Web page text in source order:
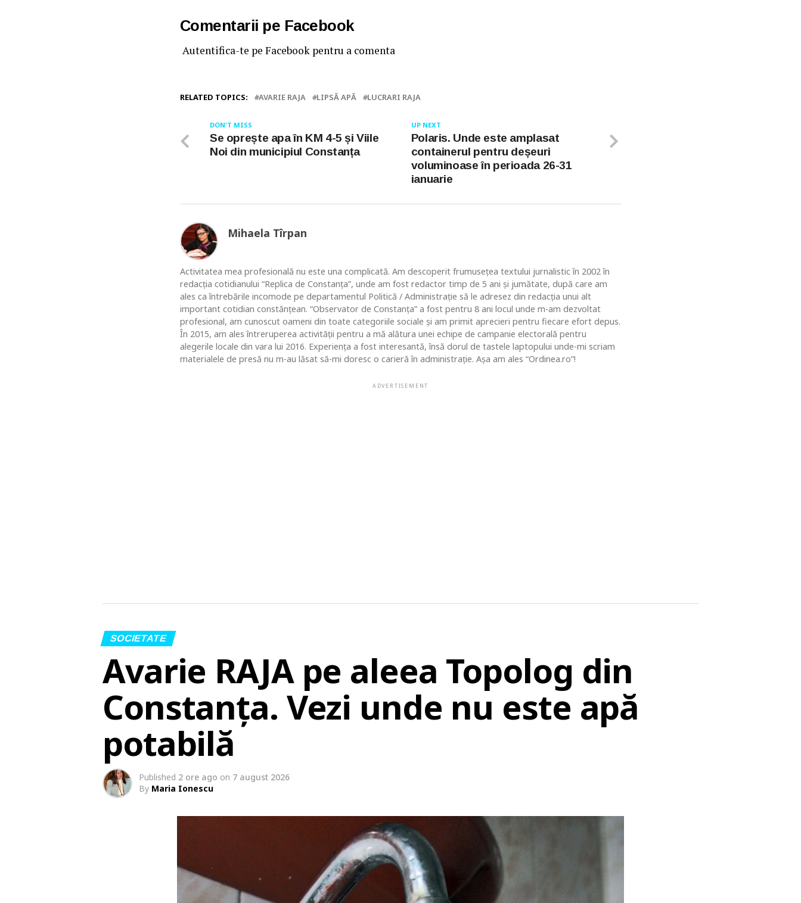
Comentarii pe Facebook
Autentifica-te pe Facebook pentru a comenta
RELATED TOPICS: AVARIE RAJA LIPSĂ APĂ LUCRARI RAJA
UP NEXT
Polaris. Unde este amplasat
containerul pentru deșeuri
voluminoase în perioada 26-31
ianuarie
DON'T MISS
Se oprește apa în KM 4-5 și Viile
Noi din municipiul Constanța
Mihaela Tîrpan
Activitatea mea profesională nu este una complicată. Am descoperit frumusețea textului jurnalistic în 2002 în
redacția cotidianului “Replica de Constanța”, unde am fost redactor timp de 5 ani și jumătate, după care am
ales ca întrebările incomode pe departamentul Politică / Administrație să le adresez din redacția unui alt
important cotidian constănțean. “Observator de Constanța” a fost pentru 8 ani locul unde m-am dezvoltat
profesional, am cunoscut oameni din toate categoriile sociale și am primit aprecieri pentru fiecare efort depus.
În 2015, am ales întreruperea activității pentru a mă alătura unei echipe de campanie electorală pentru
alegerile locale din vara lui 2016. Experiența a fost interesantă, însă dorul de tastele laptopului unde-mi scriam
materialele de presă nu m-au lăsat să-mi doresc o carieră în administrație. Așa am ales “Ordinea.ro”!
ADVERTISEMENT
SOCIETATE
Avarie RAJA pe aleea Topolog din
Constanța. Vezi unde nu este apă
potabilă
Published 2 ore ago on 7 august 2026
By Maria Ionescu